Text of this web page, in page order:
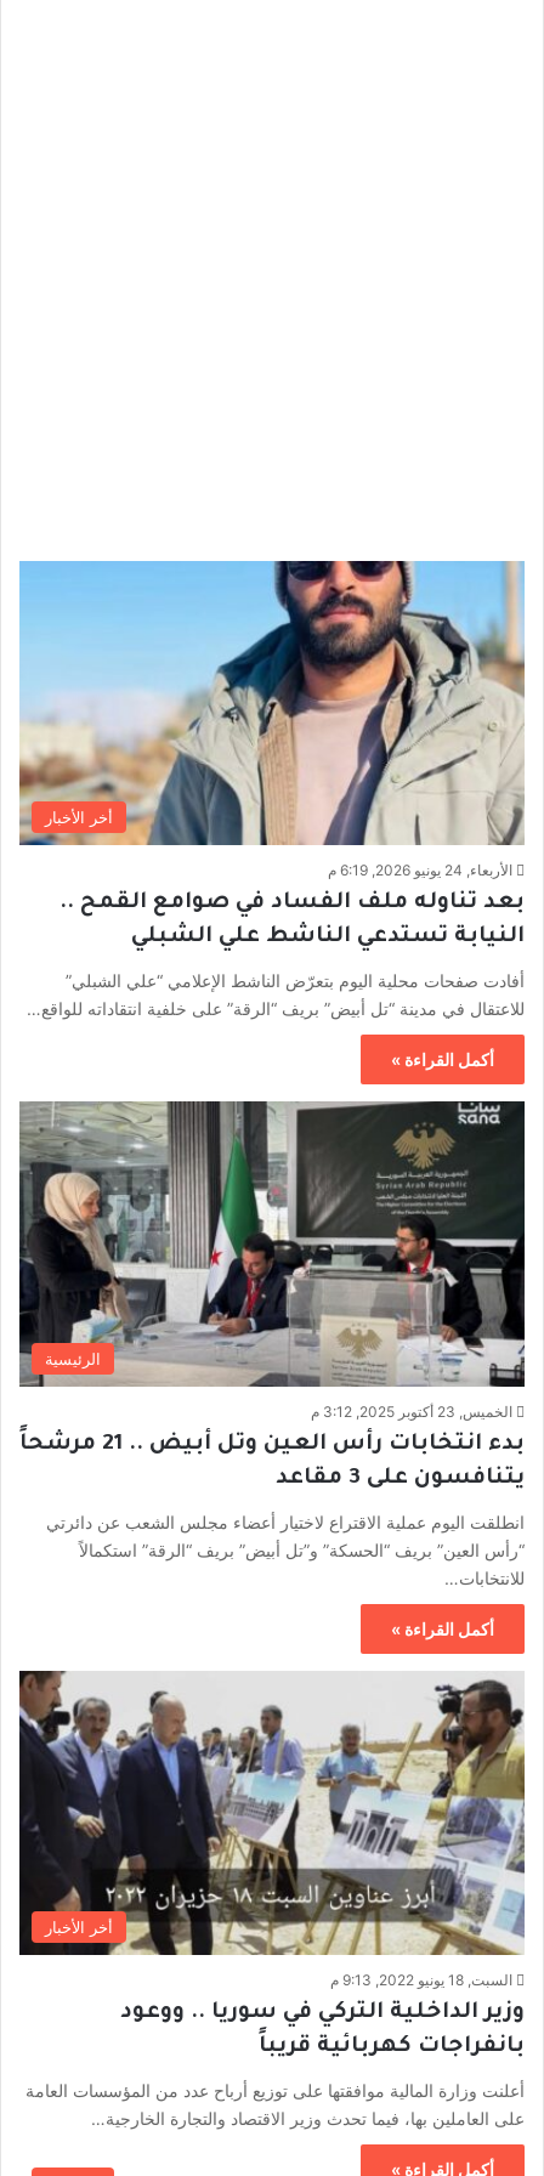
أخر الأخبار
الأربعاء, 24 يونيو 2026, 6:19 م
بعد تناوله ملف الفساد في صوامع القمح ..
النيابة تستدعي الناشط علي الشبلي
أفادت صفحات محلية اليوم بتعرّض الناشط الإعلامي “علي الشبلي”
للاعتقال في مدينة “تل أبيض” بريف “الرقة” على خلفية انتقاداته للواقع…
أكمل القراءة »
الرئيسية
الخميس, 23 أكتوبر 2025, 3:12 م
بدء انتخابات رأس العين وتل أبيض .. 21 مرشحاً
يتنافسون على 3 مقاعد
انطلقت اليوم عملية الاقتراع لاختيار أعضاء مجلس الشعب عن دائرتي
“رأس العين” بريف “الحسكة” و”تل أبيض” بريف “الرقة” استكمالاً
للانتخابات…
أكمل القراءة »
أخر الأخبار
السبت, 18 يونيو 2022, 9:13 م
وزير الداخلية التركي في سوريا .. ووعود
بانفراجات كهربائية قريباً
أعلنت وزارة المالية موافقتها على توزيع أرباح عدد من المؤسسات العامة
على العاملين بها، فيما تحدث وزير الاقتصاد والتجارة الخارجية…
أكمل القراءة »